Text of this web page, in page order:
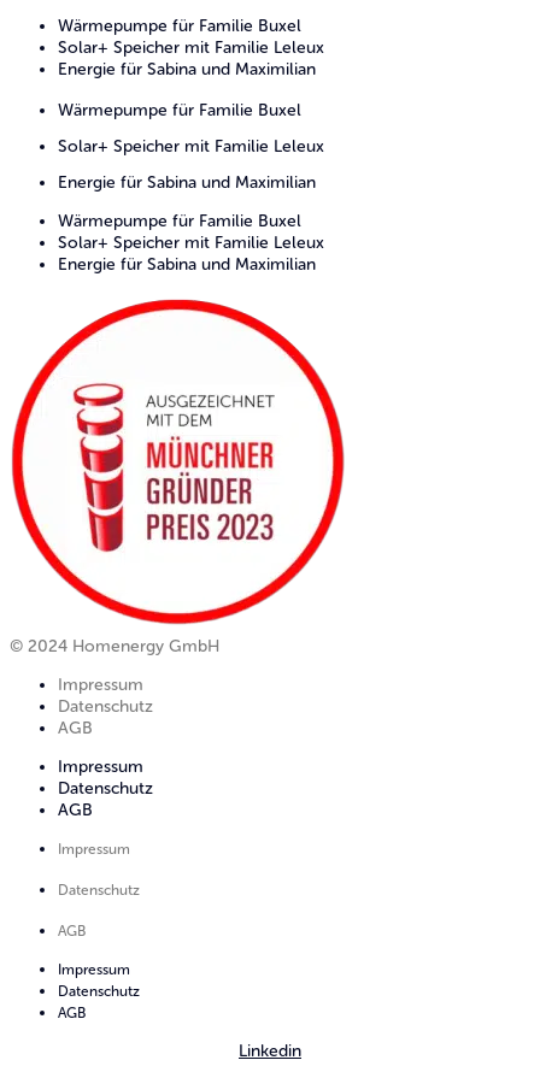
Wärmepumpe für Familie Buxel
Solar+ Speicher mit Familie Leleux
Energie für Sabina und Maximilian
Wärmepumpe für Familie Buxel
Solar+ Speicher mit Familie Leleux
Energie für Sabina und Maximilian
Wärmepumpe für Familie Buxel
Solar+ Speicher mit Familie Leleux
Energie für Sabina und Maximilian
© 2024 Homenergy GmbH
Impressum
Datenschutz
AGB
Impressum
Datenschutz
AGB
Impressum
Datenschutz
AGB
Impressum
Datenschutz
AGB
Linkedin